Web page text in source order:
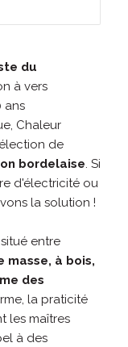
du
à vers
ans
Chaleur
de
bordelaise. Si
d'électricité ou
la solution !
entre
masse, à bois,
des
la praticité
les maîtres
à des